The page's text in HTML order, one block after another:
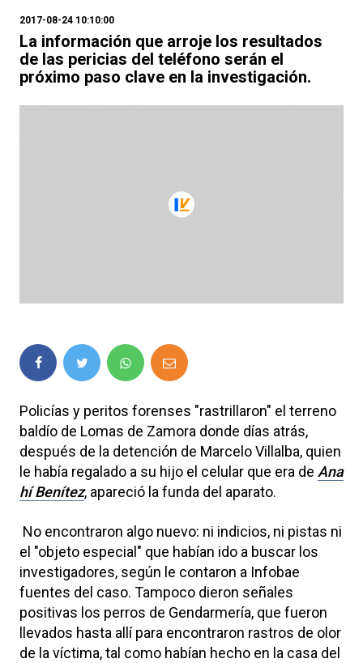
2017-08-24 10:10:00
La información que arroje los resultados
de las pericias del teléfono serán el
próximo paso clave en la investigación.
Policías y peritos forenses "rastrillaron" el terreno
baldío de Lomas de Zamora donde días atrás,
después de la detención de Marcelo Villalba, quien
le había regalado a su hijo el celular que era de Ana
hí Benítez, apareció la funda del aparato.
No encontraron algo nuevo: ni indicios, ni pistas ni
el "objeto especial" que habían ido a buscar los
investigadores, según le contaron a Infobae
fuentes del caso. Tampoco dieron señales
positivas los perros de Gendarmería, que fueron
llevados hasta allí para encontraron rastros de olor
de la víctima, tal como habían hecho en la casa del